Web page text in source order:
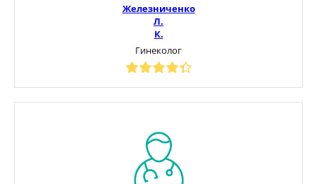
Железниченко
Л.
К.
Гинеколог